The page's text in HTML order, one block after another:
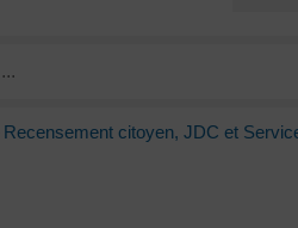
Recensement citoyen, JDC et